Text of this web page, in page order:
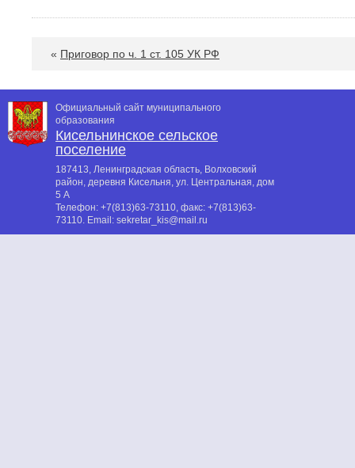
« Приговор по ч. 1 ст. 105 УК РФ
Официальный сайт муниципального
образования
Кисельнинское сельское
поселение
187413, Ленинградская область, Волховский
район, деревня Кисельня, ул. Центральная, дом
5 А
Телефон: +7(813)63-73110, факс: +7(813)63-
73110. Email: sekretar_kis@mail.ru